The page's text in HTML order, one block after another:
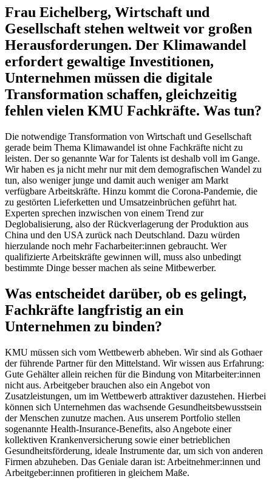
Frau Eichelberg, Wirtschaft und
Gesellschaft stehen weltweit vor großen
Herausforderungen. Der Klimawandel
erfordert gewaltige Investitionen,
Unternehmen müssen die digitale
Transformation schaffen, gleichzeitig
fehlen vielen KMU Fachkräfte. Was tun?
Die notwendige Transformation von Wirtschaft und Gesellschaft
gerade beim Thema Klimawandel ist ohne Fachkräfte nicht zu
leisten. Der so genannte War for Talents ist deshalb voll im Gange.
Wir haben es ja nicht mehr nur mit dem demografischen Wandel zu
tun, also weniger junge und damit auch weniger am Markt
verfügbare Arbeitskräfte. Hinzu kommt die Corona-Pandemie, die
zu gestörten Lieferketten und Umsatzeinbrüchen geführt hat.
Experten sprechen inzwischen von einem Trend zur
Deglobalisierung, also der Rückverlagerung der Produktion aus
China und den USA zurück nach Deutschland. Dazu würden
hierzulande noch mehr Facharbeiter:innen gebraucht. Wer
qualifizierte Arbeitskräfte gewinnen will, muss also unbedingt
bestimmte Dinge besser machen als seine Mitbewerber.
Was entscheidet darüber, ob es gelingt,
Fachkräfte langfristig an ein
Unternehmen zu binden?
KMU müssen sich vom Wettbewerb abheben. Wir sind als Gothaer
der führende Partner für den Mittelstand. Wir wissen aus Erfahrung:
Gute Gehälter allein reichen für die Bindung von Mitarbeiter:innen
nicht aus. Arbeitgeber brauchen also ein Angebot von
Zusatzleistungen, um im Wettbewerb attraktiver dazustehen. Hierbei
können sich Unternehmen das wachsende Gesundheitsbewusstsein
der Menschen zunutze machen. Aus unserem Portfolio stellen
sogenannte Health-Insurance-Benefits, also Angebote einer
kollektiven Krankenversicherung sowie einer betrieblichen
Gesundheitsförderung, ideale Instrumente dar, um sich von anderen
Firmen abzuheben. Das Geniale daran ist: Arbeitnehmer:innen und
Arbeitgeber:innen profitieren in gleichem Maße.